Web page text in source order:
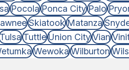
PocolaPonca CityPalo
SkiatookMatanza
TulsaTuttleUnion CityVian
WewokaWilburton